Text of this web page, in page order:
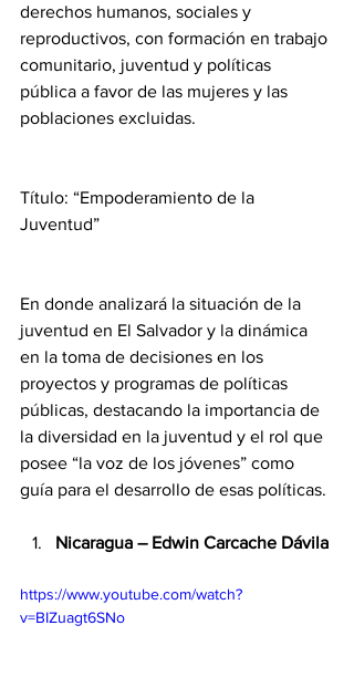
derechos humanos, sociales y
reproductivos, con formación en trabajo
comunitario, juventud y políticas
pública a favor de las mujeres y las
poblaciones excluidas.
Título: “Empoderamiento de la
Juventud”
En donde analizará la situación de la
juventud en El Salvador y la dinámica
en la toma de decisiones en los
proyectos y programas de políticas
públicas, destacando la importancia de
la diversidad en la juventud y el rol que
posee “la voz de los jóvenes” como
guía para el desarrollo de esas políticas.
Nicaragua – Edwin Carcache Dávila
https://www.youtube.com/watch?
v=BIZuagt6SNo